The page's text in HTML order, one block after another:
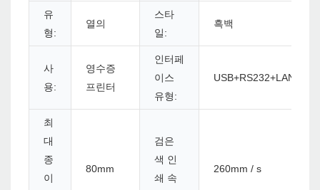
유
형:
열의
스타
일:
흑백
사
용:
영수증
프린터
인터페
이스
유형:
USB+RS232+LAN
최
대
종
이
80mm
검은
색 인
쇄 속
260mm / s